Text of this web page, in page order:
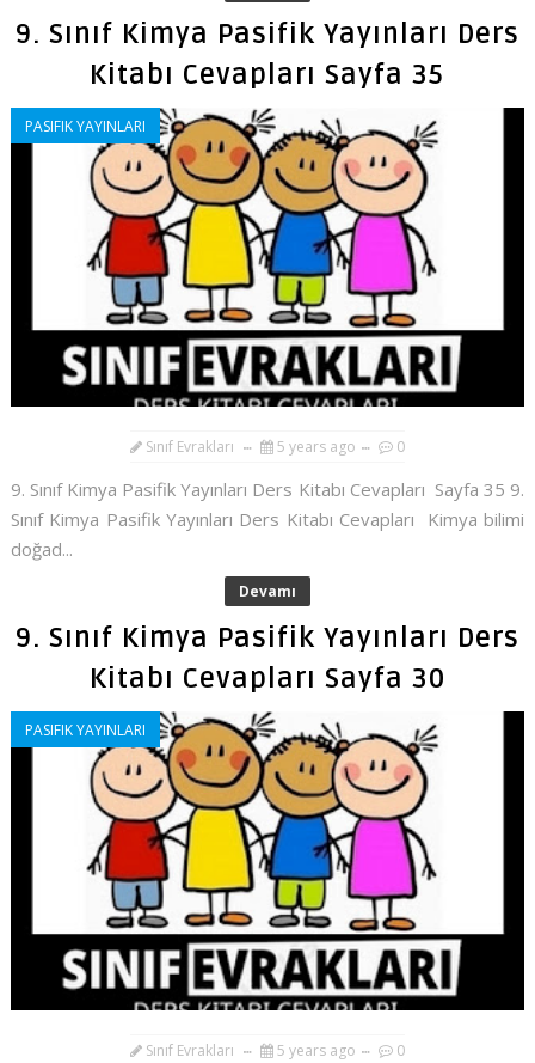
9. Sınıf Kimya Pasifik Yayınları Ders
Kitabı Cevapları Sayfa 35
PASIFIK YAYINLARI
Sınıf Evrakları 5 years ago 0
9. Sınıf Kimya Pasifik Yayınları Ders Kitabı Cevapları Sayfa 35 9.
Sınıf Kimya Pasifik Yayınları Ders Kitabı Cevapları Kimya bilimi
doğad...
Devamı
9. Sınıf Kimya Pasifik Yayınları Ders
Kitabı Cevapları Sayfa 30
PASIFIK YAYINLARI
Sınıf Evrakları 5 years ago 0